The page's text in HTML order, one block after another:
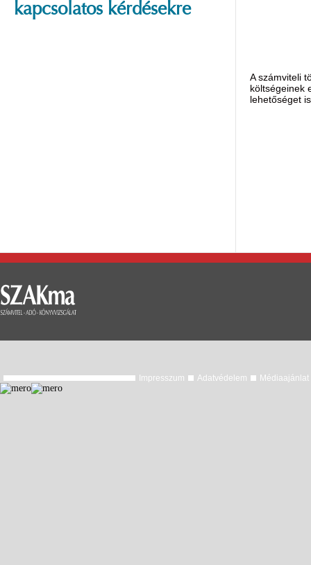
kapcsolatos kérdésekre
A számviteli
költségeinek
lehetőséget
Impresszum Adatvédelem Médiaajánlat